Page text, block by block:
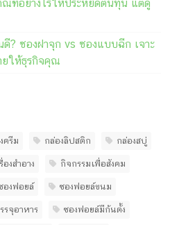
ณฑ์อย่างไรให้ประหยัดต้นทุน แต่ดู
? ซองฝาจุก vs ซองแบบฉีก เจาะ
ให้ธุรกิจคุณ
ครีม กล่องลิปสติก กล่องสบู่
องสำอาง กิจกรรมเพื่อสังคม
องฟอยล์ ซองฟอยล์ขนม
รจุอาหาร ซองฟอยล์มีก้นตั้ง